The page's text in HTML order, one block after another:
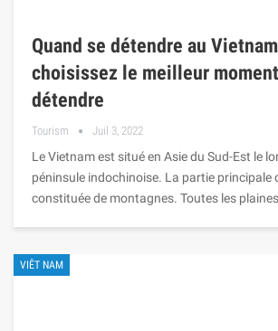
Quand se détendre au
choisissez le meilleur
détendre
Tourism Juil 3, 2022
Le Vietnam est situé en Asie du Sud-Est le
péninsule indochinoise. La partie principale
constituée de montagnes. Toutes les
VIÊT NAM